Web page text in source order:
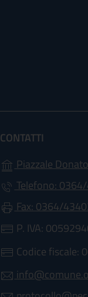
CONTATTI
Piazzale Donatori di
Telefono:
Fax: 0364/
P. IVA:
Codice fiscale: